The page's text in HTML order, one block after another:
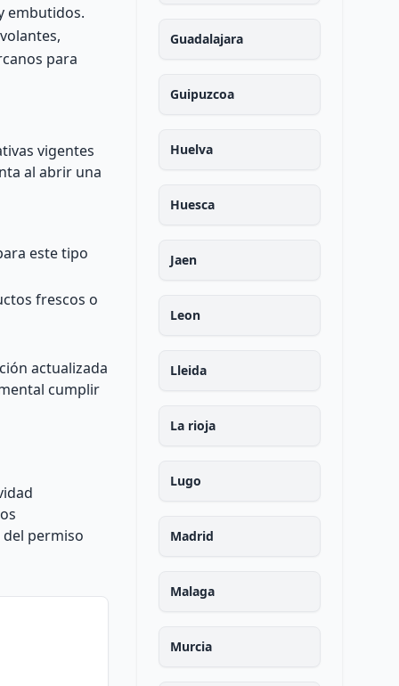
embutidos.
para
vigentes
al abrir una
este tipo
frescos o
actualizada
cumplir
permiso
Guadalajara
Guipuzcoa
Huelva
Huesca
Jaen
Leon
Lleida
La rioja
Lugo
Madrid
Malaga
Murcia